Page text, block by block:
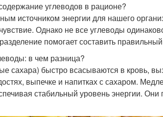
углеводов в рационе?
источником энергии для нашего
Однако не все углеводы
помогает составить
в чем разница?
сахара) быстро всасываются в кровь,
выпечке и напитках с сахаром.
стабильный уровень энергии. Они